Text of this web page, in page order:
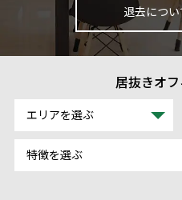
退去につ
居抜きオ
エリアを選ぶ
特徴を選ぶ